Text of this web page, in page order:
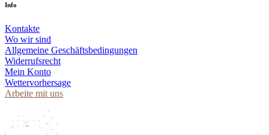
Info
Kontakte
Wo wir sind
Allgemeine Geschäftsbedingungen
Widerrufsrecht
Mein Konto
Wettervorhersage
Arbeite mit uns